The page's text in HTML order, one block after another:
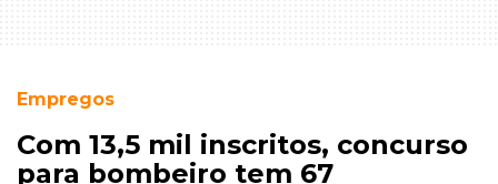
Empregos
Com 13,5 mil inscritos, concurso
para bombeiro tem 67